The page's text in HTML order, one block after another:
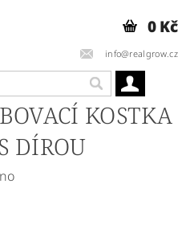
info@realgrow.cz
0 Kč
KOSTKA
DÍROU